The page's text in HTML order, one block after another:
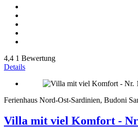
4,4 1 Bewertung
Details
Ferienhaus Nord-Ost-Sardinien, Budoni
Villa mit viel Komfort -